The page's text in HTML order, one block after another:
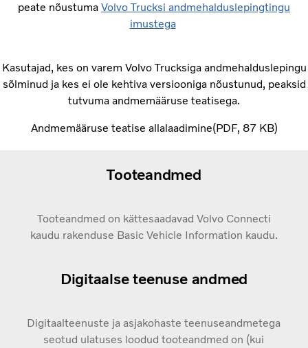
peate nõustuma Volvo Trucksi andmehalduslepingtingu
imustega
Kasutajad, kes on varem Volvo Trucksiga andmehalduslepingu
sõlminud ja kes ei ole kehtiva versiooniga nõustunud, peaksid
tutvuma andmemääruse teatisega.
Andmemääruse teatise allalaadimine PDF 87 KB
Tooteandmed
Tooteandmed on kättesaadavad Volvo Connecti
kaudu rakenduse Basic Vehicle Information kaudu.
Digitaalse teenuse andmed
Digitaalteenuste ja asjakohaste teenuseandmetega
seotud ulatuses loodud tooteandmed on (kui